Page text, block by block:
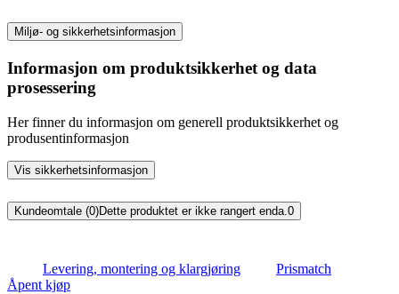
Miljø- og sikkerhetsinformasjon
Informasjon om produktsikkerhet og data
prosessering
Her finner du informasjon om generell produktsikkerhet og
produsentinformasjon
Vis sikkerhetsinformasjon
Kundeomtale (0)Dette produktet er ikke rangert enda.0
Levering, montering og klargjøring
Prismatch
Åpent kjøp